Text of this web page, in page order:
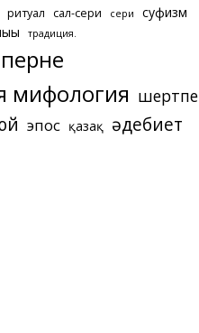
ритуал сал-сери сери
суфизм
традиция.
мифология шертпе
эпос қазақ әдебиет